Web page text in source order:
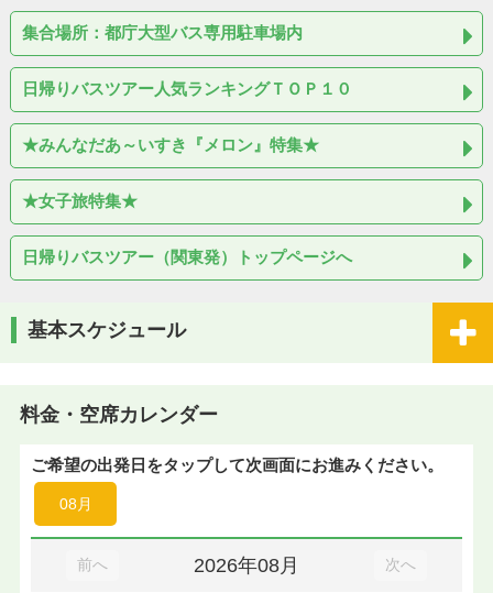
集合場所：都庁大型バス専用駐車場内
日帰りバスツアー人気ランキングＴＯＰ１０
★みんなだあ～いすき『メロン』特集★
★女子旅特集★
日帰りバスツアー（関東発）トップページへ
基本スケジュール
料金・空席カレンダー
ご希望の出発日をタップして次画面にお進みください。
08月
前へ 2026年08月 次へ